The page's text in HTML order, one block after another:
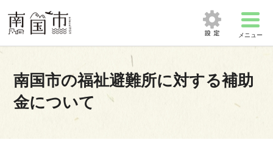
メニュー
南国市の福祉避難所に対する補助
金について